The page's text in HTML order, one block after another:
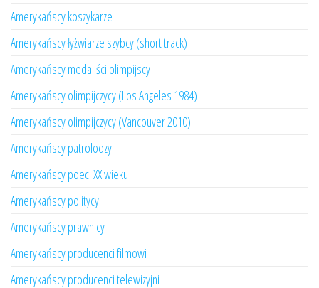
Amerykańscy koszykarze
Amerykańscy łyżwiarze szybcy (short track)
Amerykańscy medaliści olimpijscy
Amerykańscy olimpijczycy (Los Angeles 1984)
Amerykańscy olimpijczycy (Vancouver 2010)
Amerykańscy patrolodzy
Amerykańscy poeci XX wieku
Amerykańscy politycy
Amerykańscy prawnicy
Amerykańscy producenci filmowi
Amerykańscy producenci telewizyjni